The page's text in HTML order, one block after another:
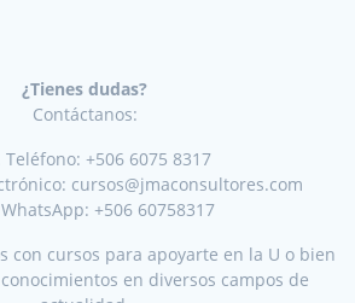
¿Tienes dudas?
Contáctanos:
Teléfono: +506 6075 8317
cursos@jmaconsultores.com
WhatsApp: +506 60758317
con cursos para apoyarte en la U o bien
en diversos campos de